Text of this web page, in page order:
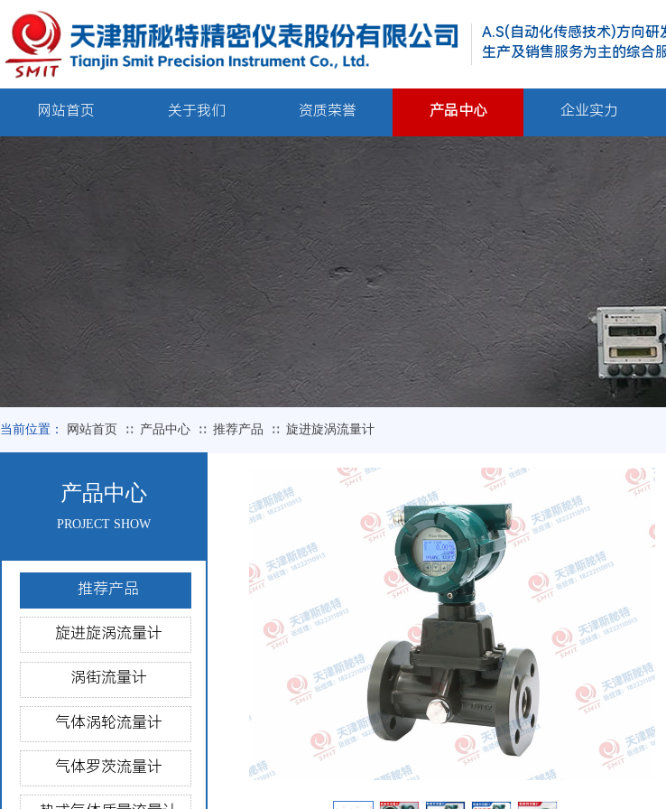
当前位置： 网站首页 ∷ 产品中心 ∷ 推荐产品 ∷ 旋进旋涡流量计
PROJECT SHOW
推荐产品
旋进旋涡流量计
涡街流量计
气体涡轮流量计
气体罗茨流量计
产品中心
A.S(自动化传感技术)方向研
生产及销售服务为主的综合
网站首页 关于我们 资质荣誉 产品中心 企业实力